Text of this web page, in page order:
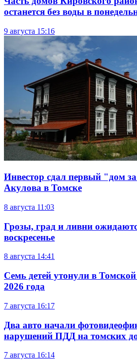
останется без воды в
9 августа 15:16
Инвестор сдал первый "дом
Акулова в Томске
8 августа 11:03
Грозы, град и ливни
воскресенье
8 августа 14:41
Семь детей утонули в
2026 года
7 августа 16:17
Два авто начали
нарушений ПДД на томских
7 августа 16:14